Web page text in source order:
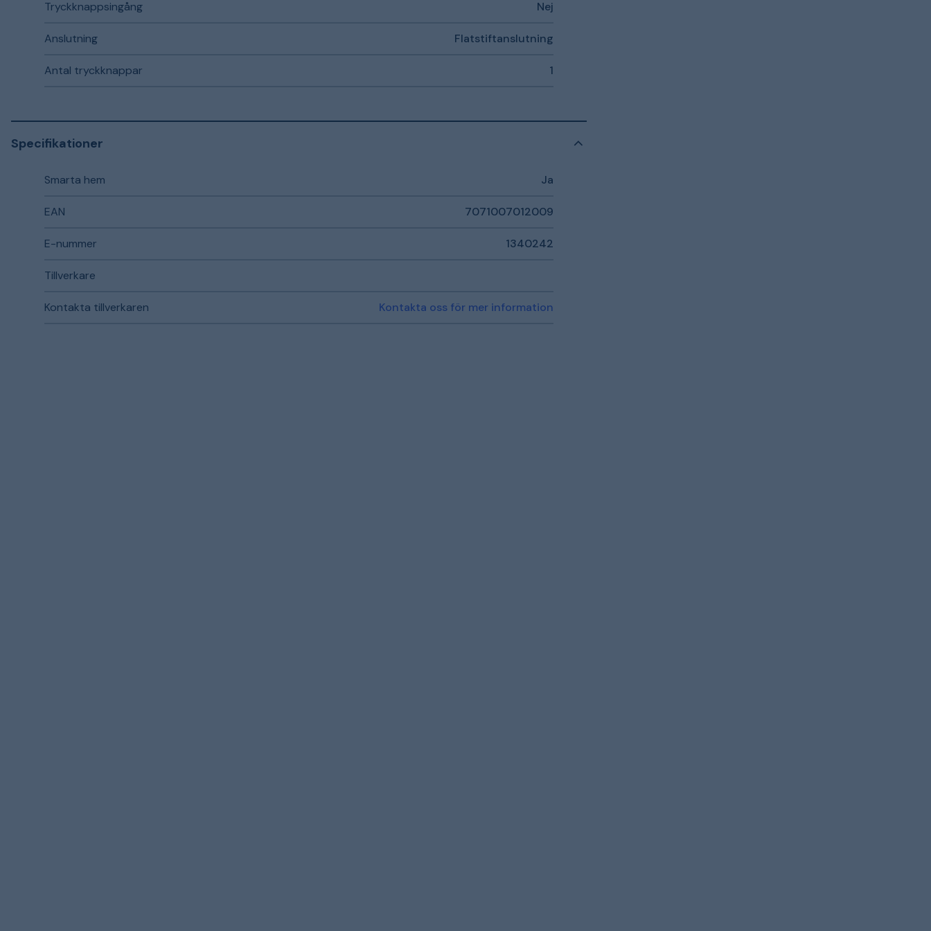
Tryckknappsingång Nej
Anslutning Flatstiftanslutning
Antal tryckknappar 1
Specifikationer
Smarta hem Ja
EAN 7071007012009
E-nummer 1340242
Tillverkare
Kontakta tillverkaren Kontakta oss för mer information